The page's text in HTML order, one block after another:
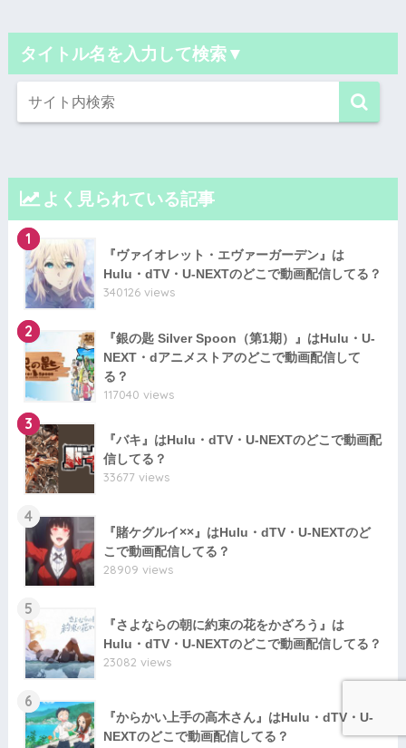
タイトル名を入力して検索▼
よく見られている記事
1
『ヴァイオレット・エヴァーガーデン』は
Hulu・dTV・U-NEXTのどこで動画配信してる？
340126 views
2
『銀の匙 Silver Spoon（第1期）』はHulu・U-
NEXT・dアニメストアのどこで動画配信して
る？
117040 views
3
『バキ』はHulu・dTV・U-NEXTのどこで動画配
信してる？
33677 views
4
『賭ケグルイ××』はHulu・dTV・U-NEXTのど
こで動画配信してる？
28909 views
5
『さよならの朝に約束の花をかざろう』は
Hulu・dTV・U-NEXTのどこで動画配信してる？
23082 views
6
『からかい上手の高木さん』はHulu・dTV・U-
NEXTのどこで動画配信してる？